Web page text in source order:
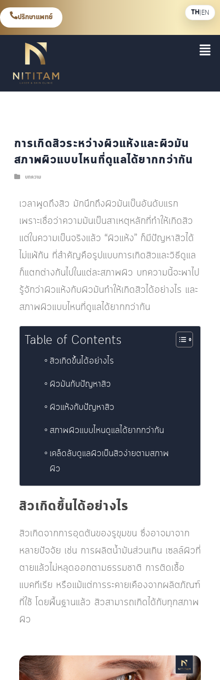
ปรึกษาแพทย์
การเกิดสิวระหว่างผิวแห้งและผิวมัน
สภาพผิวแบบไหนที่ดูแลได้ยากกว่ากัน
บทความ
เวลาพูดถึงสิว มักนึกถึงผิวมันเป็นอันดับแรก
เพราะเชื่อว่าความมันเป็นสาเหตุหลักที่ทำให้เกิดสิว
แต่ในความเป็นจริงแล้ว “ผิวแห้ง” ก็มีปัญหาสิวได้
ไม่แพ้กัน ที่สำคัญคือรูปแบบการเกิดสิวและวิธีดูแล
ก็แตกต่างกันไปในแต่ละสภาพผิว บทความนี้จะพาไป
รู้จักว่าผิวแห้งกับผิวมันทำให้เกิดสิวได้อย่างไร และ
สภาพผิวแบบไหนที่ดูแลได้ยากกว่ากัน
Table of Contents
สิวเกิดขึ้นได้อย่างไร
ผิวมันกับปัญหาสิว
ผิวแห้งกับปัญหาสิว
สภาพผิวแบบไหนดูแลได้ยากกว่ากัน
เคล็ดลับดูแลผิวเป็นสิวง่ายตามสภาพ
ผิว
สิวเกิดขึ้นได้อย่างไร
สิวเกิดจากการอุดตันของรูขุมขน ซึ่งอาจมาจาก
หลายปัจจัย เช่น การผลิตน้ำมันส่วนเกิน เซลล์ผิวที่
ตายแล้วไม่หลุดออกตามธรรมชาติ การติดเชื้อ
แบคทีเรีย หรือแม้แต่การระคายเคืองจากผลิตภัณฑ์
ที่ใช้ โดยพื้นฐานแล้ว สิวสามารถเกิดได้กับทุกสภาพ
ผิว
TH|EN